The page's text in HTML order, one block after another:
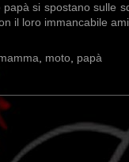
si spostano sulle
il loro immancabile
, moto, papà